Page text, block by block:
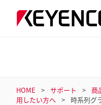
HOME サポート 商
用したい方へ
時系列グ